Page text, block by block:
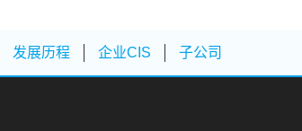
发展历程 企业CIS 子公司